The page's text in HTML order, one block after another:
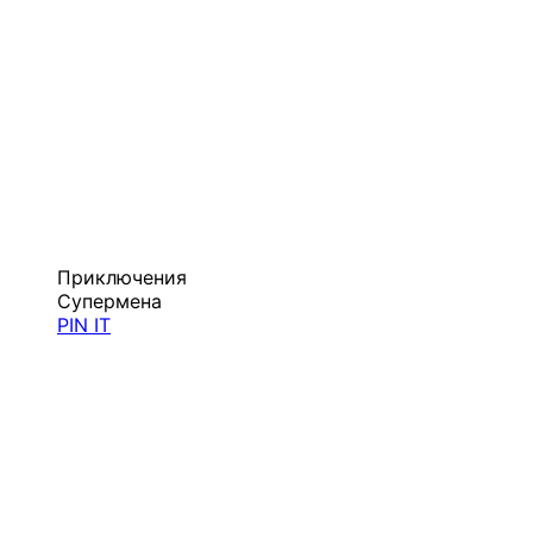
Приключения
Супермена
PIN IT